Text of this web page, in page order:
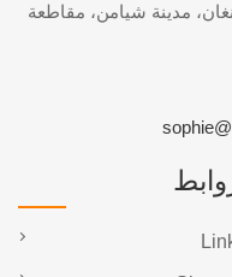
تونغان، مدينة شيامن، مقاطعة